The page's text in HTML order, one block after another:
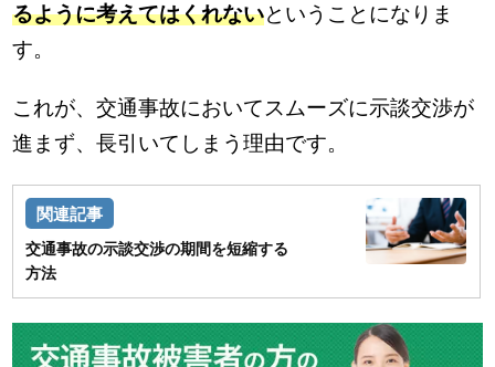
るように考えてはくれないということになりま
す。
これが、交通事故においてスムーズに示談交渉が
進まず、長引いてしまう理由です。
交通事故の示談交渉の期間を短縮する
方法